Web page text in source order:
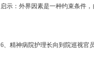
启示：外界因素是一种约束条件
6、精神病院护理长向到院巡视官